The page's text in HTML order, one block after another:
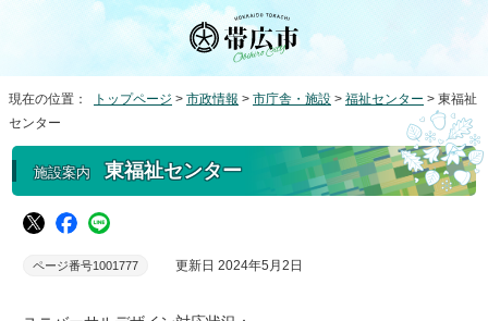
現在の位置： トップページ > 市政情報 > 市庁舎・施設 > 福祉センター > 東福祉
センター
施設案内東福祉センター
ページ番号1001777 更新日 2024年5月2日